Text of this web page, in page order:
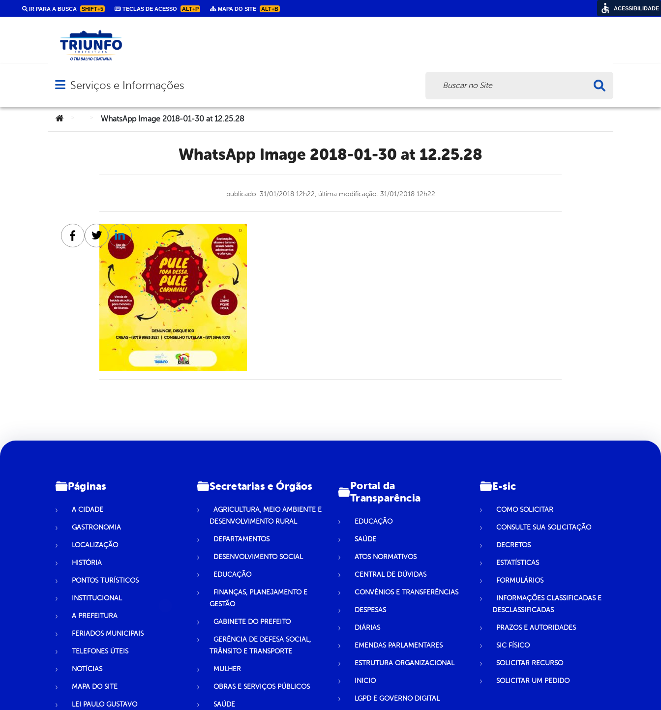
IR PARA A BUSCA SHIFT+5 TECLAS DE ACESSO ALT+P MAPA DO SITE ALT+B
Abrir menu principal de navegação
Serviços e Informações
Você está aqui:WhatsApp Image 2018-01-30 at 12.25.28
WhatsApp Image 2018-01-30 at 12.25.28
publicado: 31/01/2018 12h22, última modificação: 31/01/2018 12h22
Facebook
TwitterLinkedin
Páginas
A CIDADE
GASTRONOMIA
LOCALIZAÇÃO
HISTÓRIA
PONTOS TURÍSTICOS
INSTITUCIONAL
A PREFEITURA
FERIADOS MUNICIPAIS
TELEFONES ÚTEIS
NOTÍCIAS
MAPA DO SITE
LEI PAULO GUSTAVO
Secretarias e Órgãos
AGRICULTURA, MEIO AMBIENTE E
DESENVOLVIMENTO RURAL
DEPARTAMENTOS
DESENVOLVIMENTO SOCIAL
EDUCAÇÃO
FINANÇAS, PLANEJAMENTO E
GESTÃO
GABINETE DO PREFEITO
GERÊNCIA DE DEFESA SOCIAL,
TRÂNSITO E TRANSPORTE
MULHER
OBRAS E SERVIÇOS PÚBLICOS
SAÚDE
Portal da
Transparência
EDUCAÇÃO
SAÚDE
ATOS NORMATIVOS
CENTRAL DE DÚVIDAS
CONVÊNIOS E TRANSFERÊNCIAS
DESPESAS
DIÁRIAS
EMENDAS PARLAMENTARES
ESTRUTURA ORGANIZACIONAL
INICIO
LGPD E GOVERNO DIGITAL
E-sic
COMO SOLICITAR
CONSULTE SUA SOLICITAÇÃO
DECRETOS
ESTATÍSTICAS
FORMULÁRIOS
INFORMAÇÕES CLASSIFICADAS E
DESCLASSIFICADAS
PRAZOS E AUTORIDADES
SIC FÍSICO
SOLICITAR RECURSO
SOLICITAR UM PEDIDO
ACESSIBILIDADE